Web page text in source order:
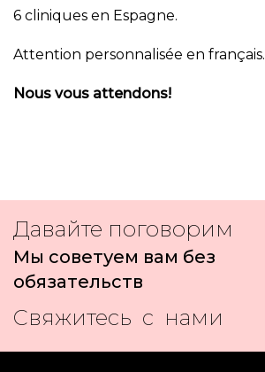
6 cliniques en Espagne.
Attention personnalisée en français.
Nous vous attendons!
Давайте поговорим
Мы советуем вам без
обязательств
Свяжитесь с нами